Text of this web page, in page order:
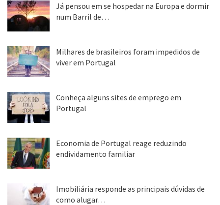
Já pensou em se hospedar na Europa e dormir
num Barril de…
Milhares de brasileiros foram impedidos de
viver em Portugal
Conheça alguns sites de emprego em
Portugal
Economia de Portugal reage reduzindo
endividamento familiar
Imobiliária responde as principais dúvidas de
como alugar…